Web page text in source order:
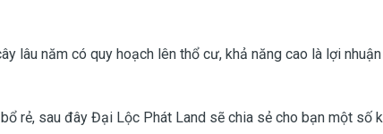
lâu năm có quy hoạch lên thổ cư, khả năng cao là lợi
rẻ, sau đây Đại Lộc Phát Land sẽ chia sẻ cho bạn một số